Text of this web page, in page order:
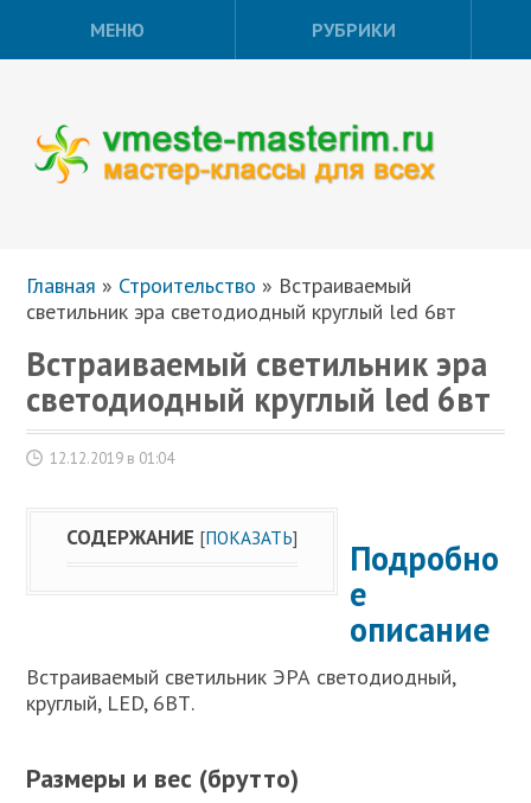
МЕНЮ РУБРИКИ
Главная » Строительство » Встраиваемый
светильник эра светодиодный круглый led 6вт
Встраиваемый светильник эра
светодиодный круглый led 6вт
12.12.2019 в 01:04
СОДЕРЖАНИЕ [ПОКАЗАТЬ]
Подробно
е
описание
Встраиваемый светильник ЭРА светодиодный,
круглый, LED, 6ВТ.
Размеры и вес (брутто)